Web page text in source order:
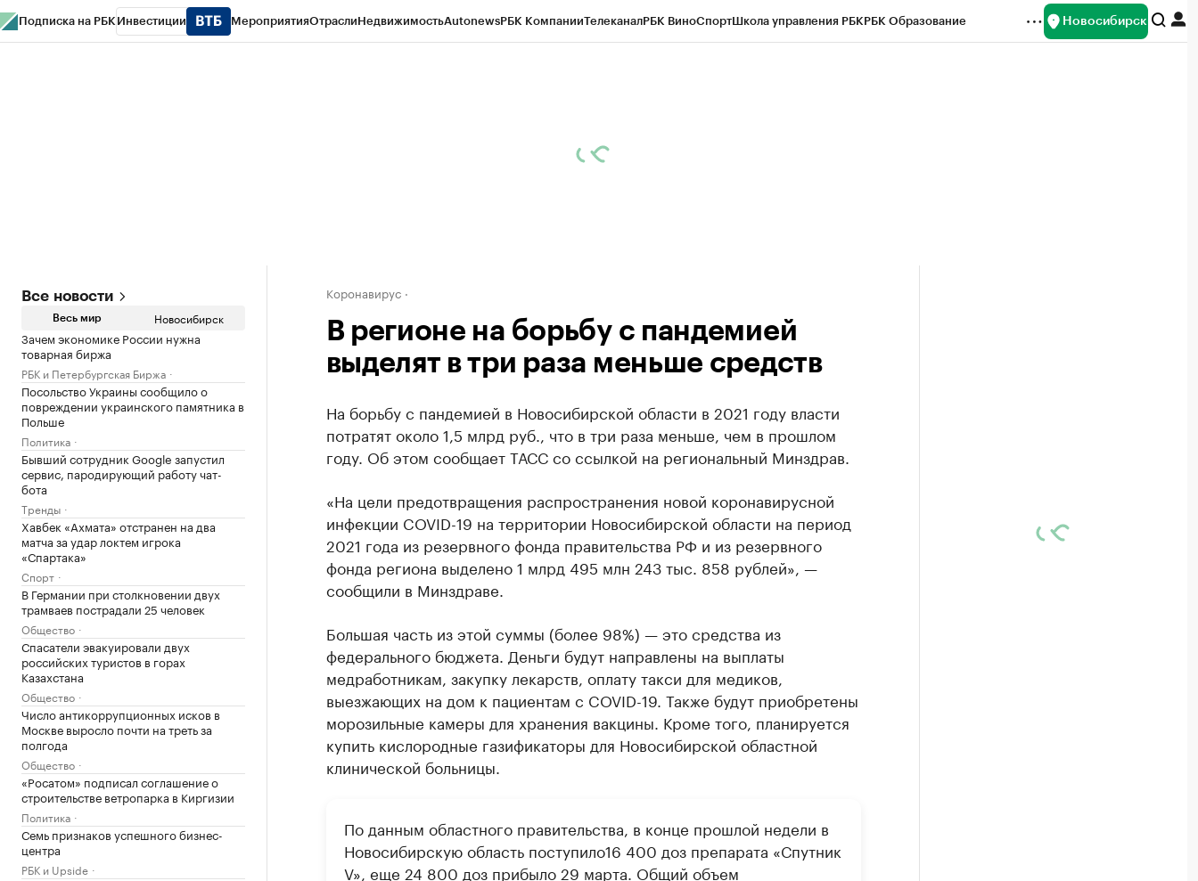
Подписка на РБК Инвестиции МероприятияОтраслиНедвижимостьAutonewsРБК КомпанииТелеканалРБК ВиноСпортШкола управления РБКРБК Образование Новосибирск
Все новости
Весь мир Новосибирск
Зачем экономике России нужна
товарная биржа
РБК и Петербургская Биржа
Посольство Украины сообщило о
повреждении украинского памятника в
Польше
Политика
Бывший сотрудник Google запустил
сервис, пародирующий работу чат-
бота
Тренды
Хавбек «Ахмата» отстранен на два
матча за удар локтем игрока
«Спартака»
Спорт
В Германии при столкновении двух
трамваев пострадали 25 человек
Общество
Спасатели эвакуировали двух
российских туристов в горах
Казахстана
Общество
Число антикоррупционных исков в
Москве выросло почти на треть за
полгода
Общество
«Росатом» подписал соглашение о
строительстве ветропарка в Киргизии
Политика
Семь признаков успешного бизнес-
центра
РБК и Upside
Коронавирус
В регионе на борьбу с пандемией
выделят в три раза меньше средств
На борьбу с пандемией в Новосибирской области в 2021 году власти
потратят около 1,5 млрд руб., что в три раза меньше, чем в прошлом
году. Об этом сообщает ТАСС со ссылкой на региональный Минздрав.
«На цели предотвращения распространения новой коронавирусной
инфекции COVID-19 на территории Новосибирской области на период
2021 года из резервного фонда правительства РФ и из резервного
фонда региона выделено 1 млрд 495 млн 243 тыс. 858 рублей», —
сообщили в Минздраве.
Большая часть из этой суммы (более 98%) — это средства из
федерального бюджета. Деньги будут направлены на выплаты
медработникам, закупку лекарств, оплату такси для медиков,
выезжающих на дом к пациентам с COVID-19. Также будут приобретены
морозильные камеры для хранения вакцины. Кроме того, планируется
купить кислородные газификаторы для Новосибирской областной
клинической больницы.
По данным областного правительства, в конце прошлой недели в
Новосибирскую область поступило16 400 доз препарата «Спутник
V», еще 24 800 доз прибыло 29 марта. Общий объем